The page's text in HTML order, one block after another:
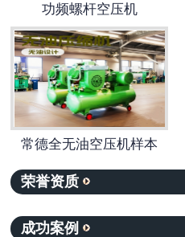
功频螺杆空压机
常德全无油空压机样本
荣誉资质
成功案例